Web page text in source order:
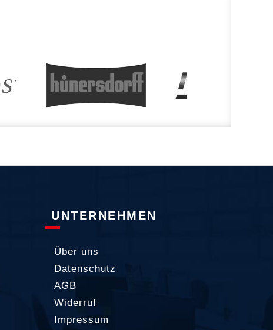
UNTERNEHMEN
Über uns
Datenschutz
AGB
Widerruf
Impressum